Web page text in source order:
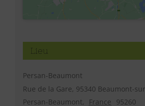
Lieu
Persan-Beaumont
Rue de la Gare, 95340 Beaumont-
Persan-Beaumont, France 95260